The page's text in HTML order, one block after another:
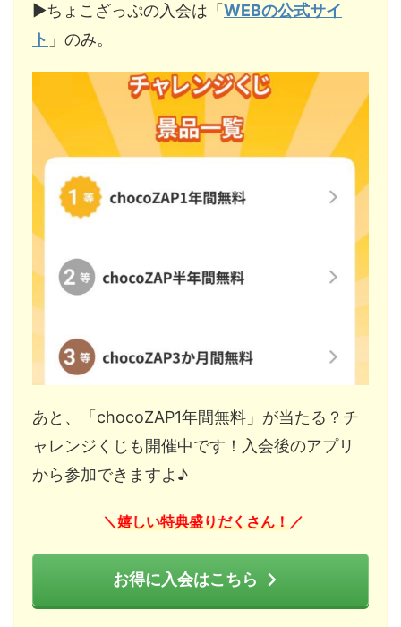
▶︎ちょこざっぷの入会は「 WEBの公式サイ
ト 」のみ。
あと、「chocoZAP1年間無料」が当たる？チ
ャレンジくじも開催中です！入会後のアプリ
から参加できますよ♪
＼ 嬉しい特典盛りだくさん！ ／
お得に入会はこちら